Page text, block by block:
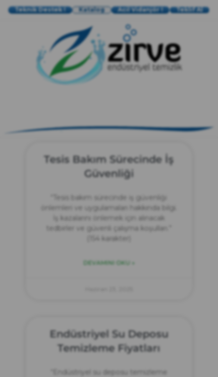
Teknik Destek ! Katalog Acil Vidanjör ! Teklif Al
Tesis Bakım Sürecinde İş
Güvenliği
“Tesis bakım sürecinde iş güvenliği
önlemleri ve uygulamaları hakkında bilgi.
İş kazalarını önlemek için alınacak
tedbirler ve güvenli çalışma koşulları.”
(154 karakter)
DEVAMINI OKU »
Endüstriyel Su Deposu
Temizleme Fiyatları
“Endüstriyel su deposu temizleme